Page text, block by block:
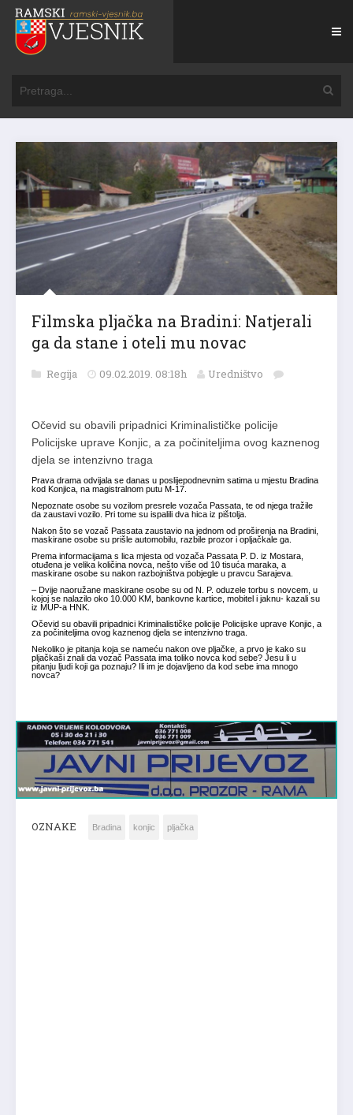
Filmska pljačka na Bradini: Natjerali
ga da stane i oteli mu novac
Regija 09.02.2019. 08:18h Uredništvo
Očevid su obavili pripadnici Kriminalističke policije
Policijske uprave Konjic, a za počiniteljima ovog kaznenog
djela se intenzivno traga
Prava drama odvijala se danas u poslijepodnevnim satima u mjestu Bradina
kod Konjica, na magistralnom putu M-17.
Nepoznate osobe su vozilom presrele vozača Passata, te od njega tražile
da zaustavi vozilo. Pri tome su ispalili dva hica iz pištolja.
Nakon što se vozač Passata zaustavio na jednom od proširenja na Bradini,
maskirane osobe su prišle automobilu, razbile prozor i opljačkale ga.
Prema informacijama s lica mjesta od vozača Passata P. D. iz Mostara,
otuđena je velika količina novca, nešto više od 10 tisuća maraka, a
maskirane osobe su nakon razbojništva pobjegle u pravcu Sarajeva.
– Dvije naoružane maskirane osobe su od N. P. oduzele torbu s novcem, u
kojoj se nalazilo oko 10.000 KM, bankovne kartice, mobitel i jaknu- kazali su
iz MUP-a HNK.
Očevid su obavili pripadnici Kriminalističke policije Policijske uprave Konjic, a
za počiniteljima ovog kaznenog djela se intenzivno traga.
Nekoliko je pitanja koja se nameću nakon ove pljačke, a prvo je kako su
pljačkaši znali da vozač Passata ima toliko novca kod sebe? Jesu li u
pitanju ljudi koji ga poznaju? Ili im je dojavljeno da kod sebe ima mnogo
novca?
OZNAKE Bradina konjic pljačka